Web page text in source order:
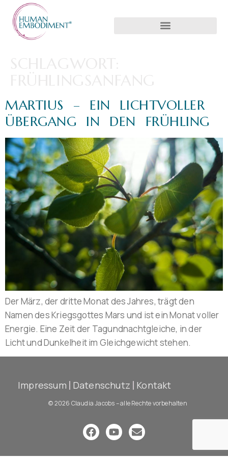
MARTIUS – EIN LICHTVOLLER
ÜBERGANG IN DEN FRÜHLING
Der März, der dritte Monat des Jahres, trägt den
Namen des Kriegsgottes Mars und ist ein Monat voller
Energie. Eine Zeit der Tagundnachtgleiche, in der
Licht und Dunkelheit im Gleichgewicht stehen.
Impressum Datenschutz Kontakt
© 2026 Claudia Jacobs – alle Rechte vorbehalten